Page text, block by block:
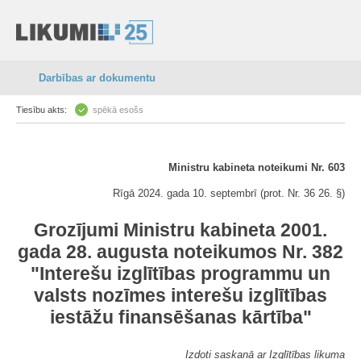
Darbības ar dokumentu
Tiesību akts: spēkā esošs
Ministru kabineta noteikumi Nr. 603
Rīgā 2024. gada 10. septembrī (prot. Nr. 36 26. §)
Grozījumi Ministru kabineta 2001.
gada 28. augusta noteikumos Nr. 382
"Interešu izglītības programmu un
valsts nozīmes interešu izglītības
iestāžu finansēšanas kārtība"
Izdoti saskaņā ar Izglītības likuma